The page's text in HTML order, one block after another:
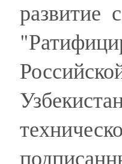
развитие